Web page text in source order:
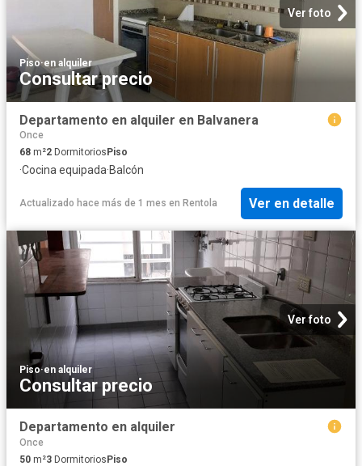
Ver foto
Piso·en alquiler
Consultar precio
Departamento en alquiler en Balvanera
Once
68 m²2 Dormitorios Piso
·Cocina equipada·Balcón
Actualizado hace más de 1 mes en Rentola Ver en detalle
Ver foto
Piso·en alquiler
Consultar precio
Departamento en alquiler
Once
50 m²3 DormitoriosPiso